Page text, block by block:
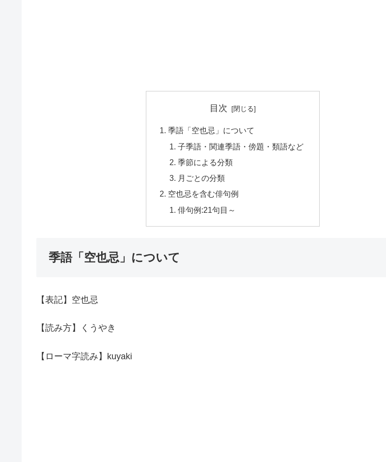
目次
季語「空也忌」について
子季語・関連季語・傍題・類語など
季節による分類
月ごとの分類
空也忌を含む俳句例
俳句例:21句目～
季語「空也忌」について
【表記】空也忌
【読み方】くうやき
【ローマ字読み】kuyaki